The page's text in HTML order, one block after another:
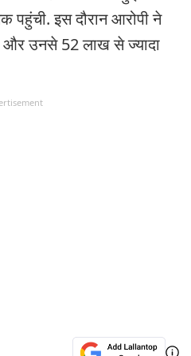
पहुंची. इस दौरान आरोपी ने
और उनसे 52 लाख से ज्यादा